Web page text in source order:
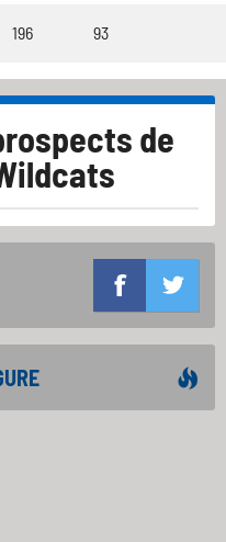
196 93
de